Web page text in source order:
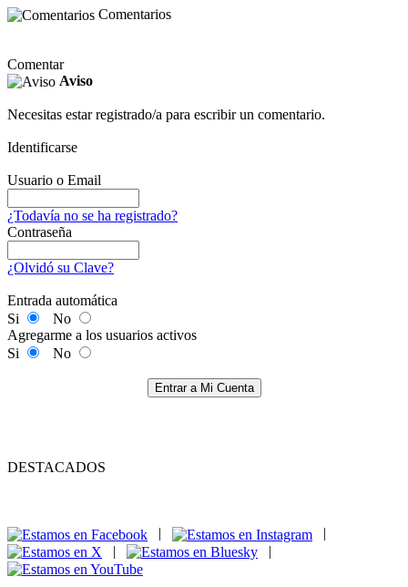
Comentarios
Comentar
Aviso
Necesitas estar registrado/a para escribir un comentario.
Identificarse
Usuario o Email
¿Todavía no se ha registrado?
Contraseña
¿Olvidó su Clave?
Entrada automática
Si
No
Agregarme a los usuarios activos
Si
No
Entrar a Mi Cuenta
DESTACADOS
|
|